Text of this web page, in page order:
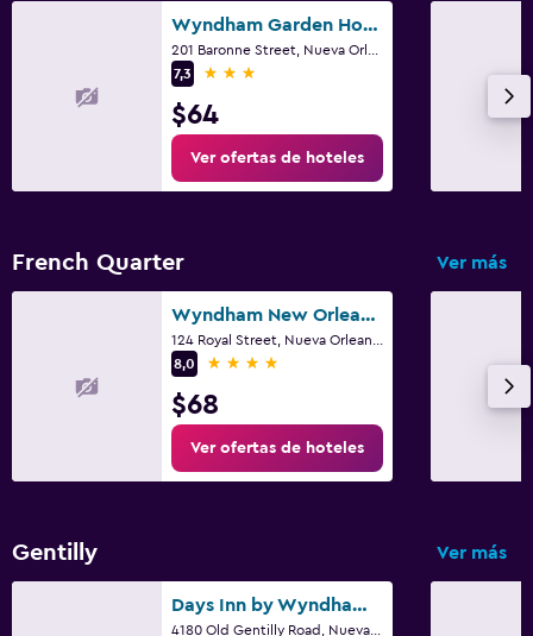
Wyndham Garden Hotel Baronne Plaza
7,3
3 estrellas
$64
Ver ofertas de hoteles
French Quarter Ver más
Wyndham New Orleans - French Quarter
8,0
4 estrellas
$68
Ver ofertas de hoteles
Gentilly Ver más
Days Inn by Wyndham New Orleans Pontchartrain